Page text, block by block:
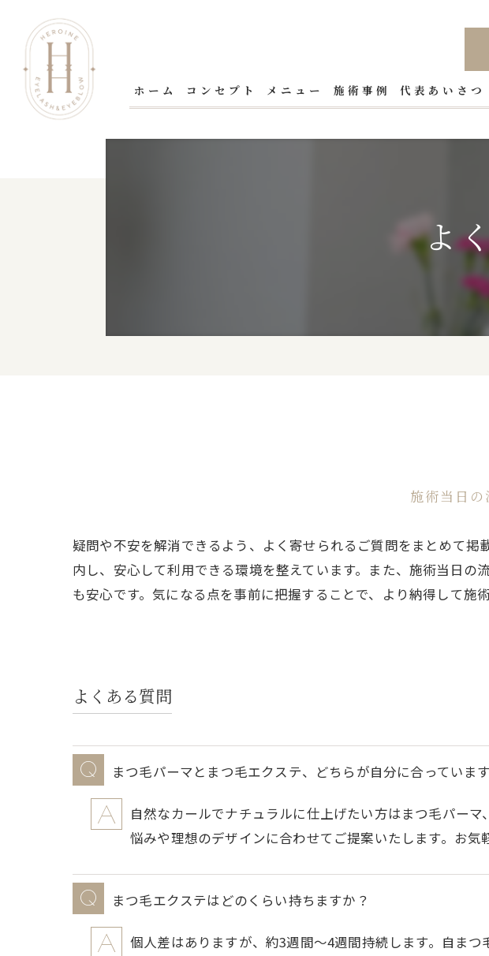
ホーム コンセプト メニュー 施術事例 代表あいさつ
よ
施術当日
疑問や不安を解消できるよう、よく寄せられるご質問をまとめて
内し、安心して利用できる環境を整えています。また、施術当日
も安心です。気になる点を事前に把握することで、より納得して施
よくある質問
まつ毛パーマとまつ毛エクステ、どちらが自分に合っていま
自然なカールでナチュラルに仕上げたい方はまつ毛パー
悩みや理想のデザインに合わせてご提案いたします。お気
まつ毛エクステはどのくらい持ちますか？
個人差はありますが、約3週間〜4週間持続します。自ま